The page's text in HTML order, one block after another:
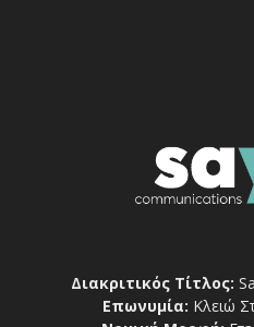
Διακριτικός Τίτλος:
Επωνυμία: Κλειώ